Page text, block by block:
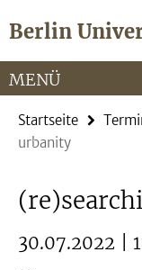
direkt
Inhalt
Berlin
Service-
Navigation
MENÜ
Startseite
urbanity
30.07.2022 |